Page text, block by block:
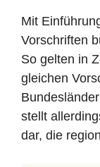
Mit
Vorschriften
So gelten in
gleichen
stellt
dar, die